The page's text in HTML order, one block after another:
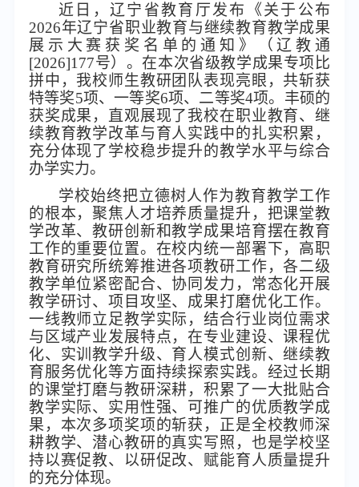
近日，辽宁省教育厅发布《关于公布
2026年辽宁省职业教育与继续教育教学成果
展示大赛获奖名单的通知》（辽教通
[2026]177号）。在本次省级教学成果专项比
拼中，我校师生教研团队表现亮眼，共斩获
特等奖5项、一等奖6项、二等奖4项。丰硕的
获奖成果，直观展现了我校在职业教育、继
续教育教学改革与育人实践中的扎实积累，
充分体现了学校稳步提升的教学水平与综合
办学实力。
学校始终把立德树人作为教育教学工作
的根本，聚焦人才培养质量提升，把课堂教
学改革、教研创新和教学成果培育摆在教育
工作的重要位置。在校内统一部署下，高职
教育研究所统筹推进各项教研工作，各二级
教学单位紧密配合、协同发力，常态化开展
教学研讨、项目攻坚、成果打磨优化工作。
一线教师立足教学实际，结合行业岗位需求
与区域产业发展特点，在专业建设、课程优
化、实训教学升级、育人模式创新、继续教
育服务优化等方面持续探索实践。经过长期
的课堂打磨与教研深耕，积累了一大批贴合
教学实际、实用性强、可推广的优质教学成
果，本次多项奖项的斩获，正是全校教师深
耕教学、潜心教研的真实写照，也是学校坚
持以赛促教、以研促改、赋能育人质量提升
的充分体现。